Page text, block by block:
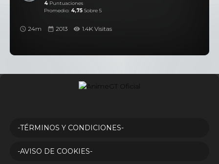
4 Puntuaciones
Promedio: 4,75 Sobre 5
24m 2013 1.4K Visitas
-TÉRMINOS Y CONDICIONES-
-AVISO DE COOKIES-